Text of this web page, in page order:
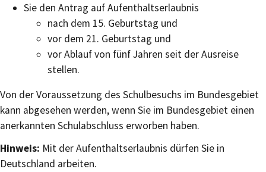
Sie den Antrag auf Aufenthaltserlaubnis
nach dem 15. Geburtstag und
vor dem 21. Geburtstag und
vor Ablauf von fünf Jahren seit der Ausreise
stellen.
Von der Voraussetzung des Schulbesuchs im Bundesgebiet
kann abgesehen werden, wenn Sie im Bundesgebiet einen
anerkannten Schulabschluss erworben haben.
Hinweis: Mit der Aufenthaltserlaubnis dürfen Sie in
Deutschland arbeiten.